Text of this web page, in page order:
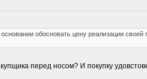
обосновать цену реализации своей
перед носом? И покупку